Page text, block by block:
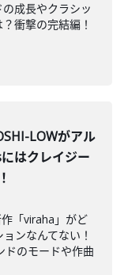
成長やクラシッ
衝撃の完結編！
LOWがアル
はクレイジー
「viraha」がど
ンなんてない！
ドのモードや作曲